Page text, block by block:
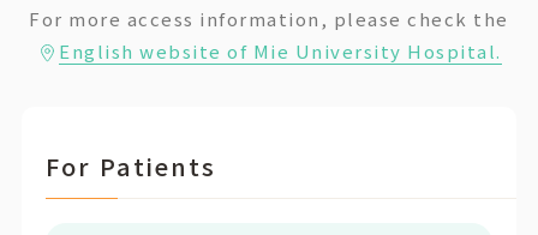
For more access information, please check the
English website of Mie University Hospital.
For Patients